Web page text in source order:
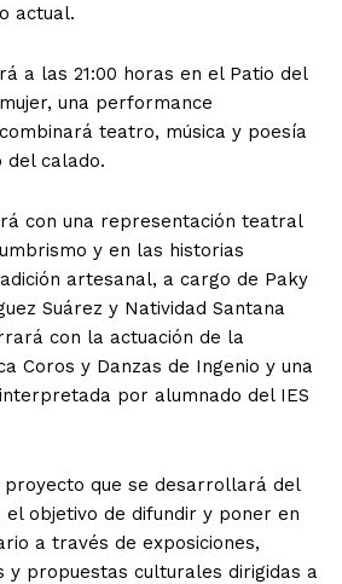
actual.
a las 21:00 horas en el Patio del
una performance
teatro, música y poesía
del calado.
con una representación teatral
y en las historias
artesanal, a cargo de Paky
Suárez y Natividad Santana
con la actuación de la
Coros y Danzas de Ingenio y una
por alumnado del IES
proyecto que se desarrollará del
el objetivo de difundir y poner en
a través de exposiciones,
y propuestas culturales dirigidas a